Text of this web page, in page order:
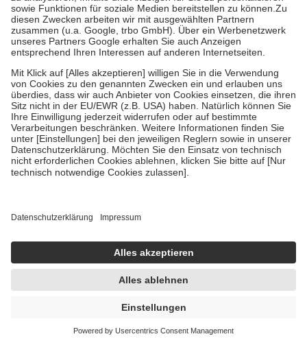
Bei Heilmitteln und häuslicher Krankenpflege beträgt die
Zuzahlung zehn Prozent der Kosten sowie zehn Euro je
Verordnung.
Um das Engagement der Versicherten für ihre eigene Gesundheit zu
stärken und die besondere Stellung der Familie zu unterstützen,
fallenkeine Zuzahlungenan bei:
• Kindern und Jugendlichen bis zum vollendeten 18. Lebensjahr
mit Ausnahme der Fahrkosten
• Untersuchungen zur Vorsorge und Früherkennung, die von der
GKV getragen werden
• empfohlenen Schutzimpfungen
• Harn- und Blutteststreifen
getroffen, um sicherzustellen, dass es sich um echte Bewertungen
https://help.etrusted.com/hc/de/articles/4419944605341
Einige Bilder und Inhalte wurden unter Zuhilfenahme künstlicher